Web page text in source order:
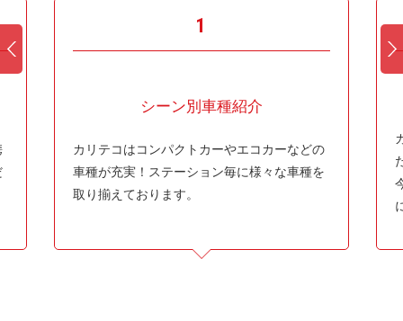
1
シーン別車種紹介
カリテコはコンパクトカーやエコカーなどの
車種が充実！ステーション毎に様々な車種を
取り揃えております。